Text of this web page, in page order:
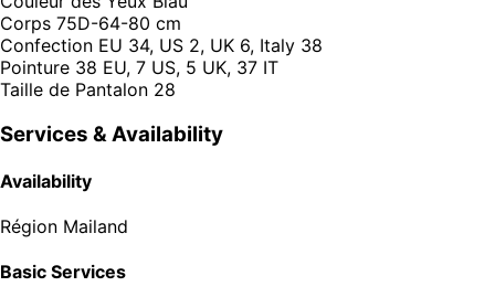
Corps 75D-64-80 cm
Confection EU 34, US 2, UK 6, Italy 38
Pointure 38 EU, 7 US, 5 UK, 37 IT
Taille de Pantalon 28
Services & Availability
Availability
Région Mailand
Basic Services